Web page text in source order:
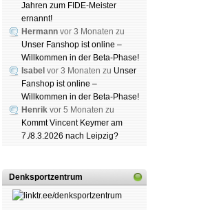
Jahren zum FIDE-Meister
ernannt!
Hermann vor 3 Monaten zu
Unser Fanshop ist online –
Willkommen in der Beta-Phase!
Isabel vor 3 Monaten zu Unser
Fanshop ist online –
Willkommen in der Beta-Phase!
Henrik vor 5 Monaten zu
Kommt Vincent Keymer am
7./8.3.2026 nach Leipzig?
Denksportzentrum